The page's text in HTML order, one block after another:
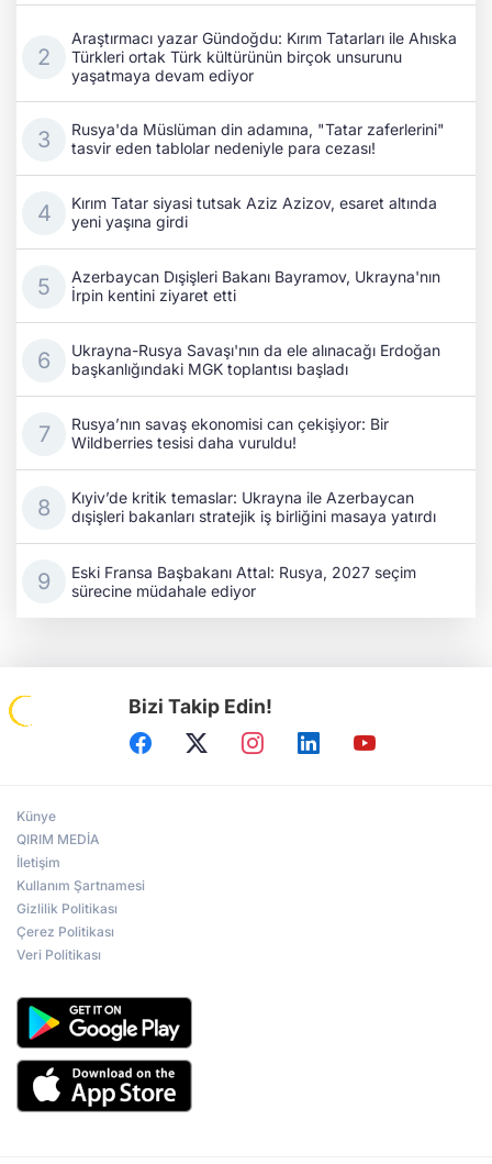
Araştırmacı yazar Gündoğdu: Kırım Tatarları ile Ahıska
Türkleri ortak Türk kültürünün birçok unsurunu
yaşatmaya devam ediyor
Rusya'da Müslüman din adamına, "Tatar zaferlerini"
tasvir eden tablolar nedeniyle para cezası!
Kırım Tatar siyasi tutsak Aziz Azizov, esaret altında
yeni yaşına girdi
Azerbaycan Dışişleri Bakanı Bayramov, Ukrayna'nın
İrpin kentini ziyaret etti
Ukrayna-Rusya Savaşı'nın da ele alınacağı Erdoğan
başkanlığındaki MGK toplantısı başladı
Rusya’nın savaş ekonomisi can çekişiyor: Bir
Wildberries tesisi daha vuruldu!
Kıyiv’de kritik temaslar: Ukrayna ile Azerbaycan
dışişleri bakanları stratejik iş birliğini masaya yatırdı
Eski Fransa Başbakanı Attal: Rusya, 2027 seçim
sürecine müdahale ediyor
Bizi Takip Edin!
Künye
QIRIM MEDİA
İletişim
Kullanım Şartnamesi
Gizlilik Politikası
Çerez Politikası
Veri Politikası